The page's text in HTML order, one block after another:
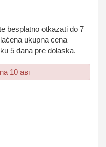
besplatno otkazati do 7
ukupna cena
5 dana pre dolaska.
10 авг